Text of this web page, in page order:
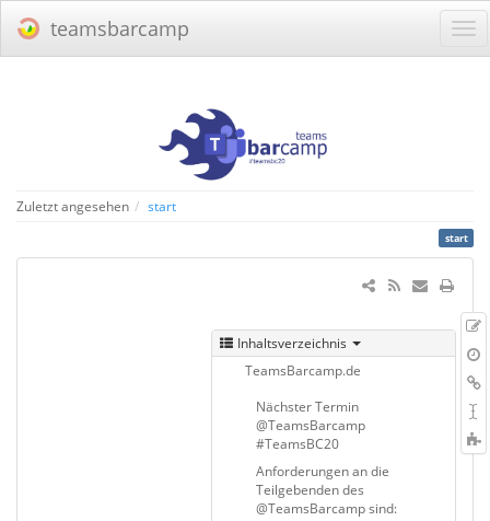
teamsbarcamp
Zuletzt angesehen start
start
Inhaltsverzeichnis
TeamsBarcamp.de
Nächster Termin
@TeamsBarcamp
#TeamsBC20
Anforderungen an die
Teilgebenden des
@TeamsBarcamp sind: